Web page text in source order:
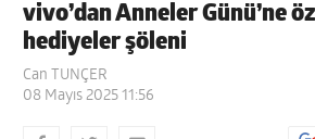
vivo’dan Anneler Günü’ne
hediyeler şöleni
Can TUNÇER
08 Mayıs 2025 11:56